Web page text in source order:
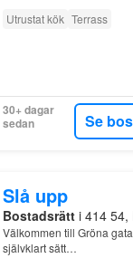
Utrustat kök Terrass
30+ dagar
sedan
Se
Slå upp
Bostadsrätti 414 54,
Välkommen till Gröna
självklart sätt…